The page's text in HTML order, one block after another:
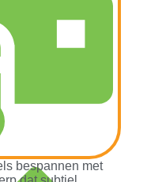
bespannen met